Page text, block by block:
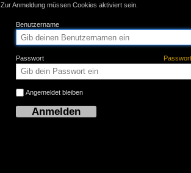
Zur Anmeldung müssen Cookies aktiviert sein.
Benutzername
Passwort
Angemeldet bleiben